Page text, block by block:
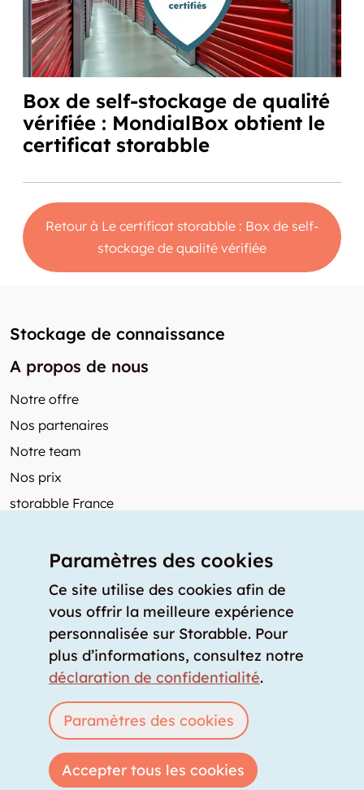
Box de self-stockage de qualité
vérifiée : MondialBox obtient le
certificat storabble
Retour à Le certificat storabble : Box de self-
stockage de qualité vérifiée
Stockage de connaissance
A propos de nous
Notre offre
Nos partenaires
Notre team
Nos prix
storabble France
Articles de presse
Comment calculer la capacité d'un garde-meuble?
Quel est le tarif moyen d'un garde-meuble?
Pour fournisseurs de stockage
Connexion Annoncez un espace de stockage
Paramètres des cookies
Ce site utilise des cookies afin de
vous offrir la meilleure expérience
personnalisée sur Storabble. Pour
plus d’informations, consultez notre
déclaration de confidentialité.
Paramètres des cookies
Accepter tous les cookies